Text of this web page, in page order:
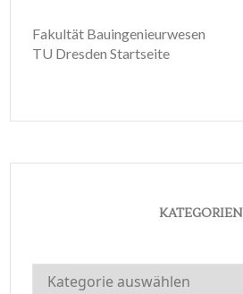
Fakultät Bauingenieurwesen
TU Dresden Startseite
KATEGORIEN
Kategorien